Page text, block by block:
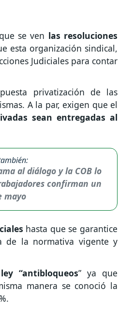
se ven las resoluciones
esta organización sindical,
Judiciales para contar
privatización de las
A la par, exigen que el
sean entregadas al
al diálogo y la COB lo
confirman un
mayo
hasta que se garantice
de la normativa vigente y
“antibloqueos” ya que
manera se conoció la